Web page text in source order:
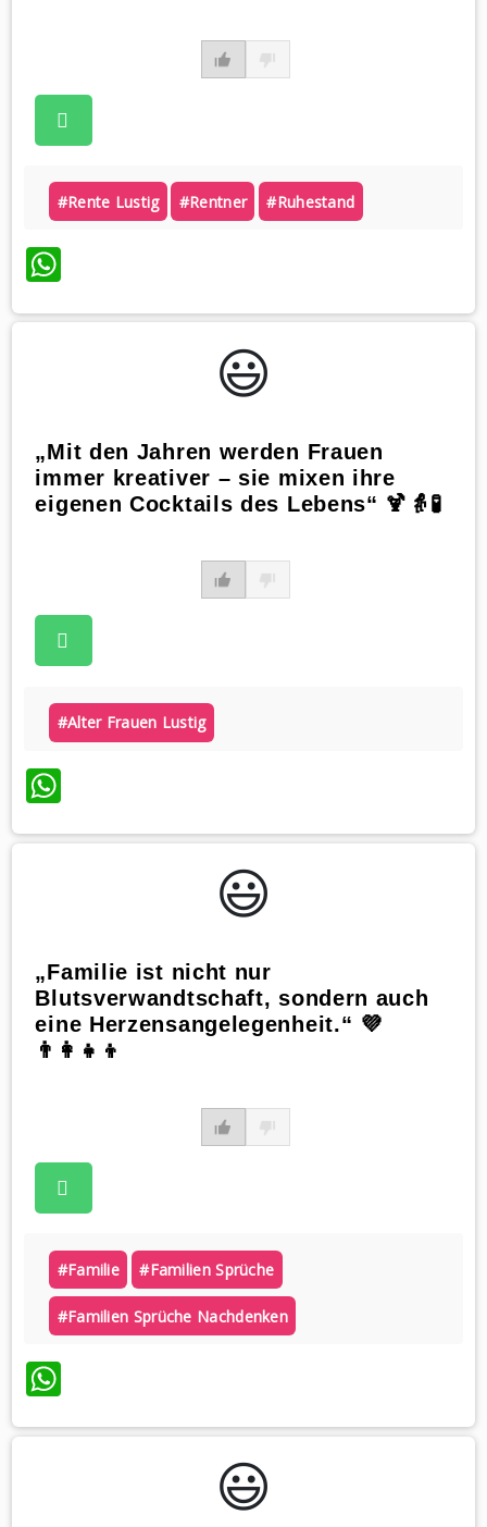
#rente Lustig #rentner #ruhestand
WhatsApp
😃️
„Mit den Jahren werden Frauen
immer kreativer – sie mixen ihre
eigenen Cocktails des Lebens“ 🍹👵🧪
#alter Frauen Lustig
WhatsApp
😃️
„Familie ist nicht nur
Blutsverwandtschaft, sondern auch
eine Herzensangelegenheit.“ 💜
👨‍👩‍👧‍👦
#familie #familien Sprüche
#familien Sprüche Nachdenken
WhatsApp
😃️